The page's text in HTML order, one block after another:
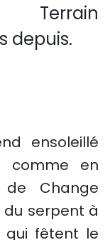
Terrain
depuis.
ensoleillé
comme en
Change
serpent à
qui fêtent le